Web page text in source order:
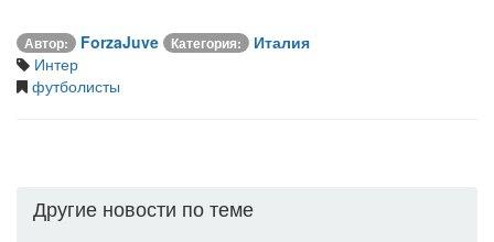
Автор: ForzaJuve Категория:
Италия
Интер
футболисты
Другие новости по теме